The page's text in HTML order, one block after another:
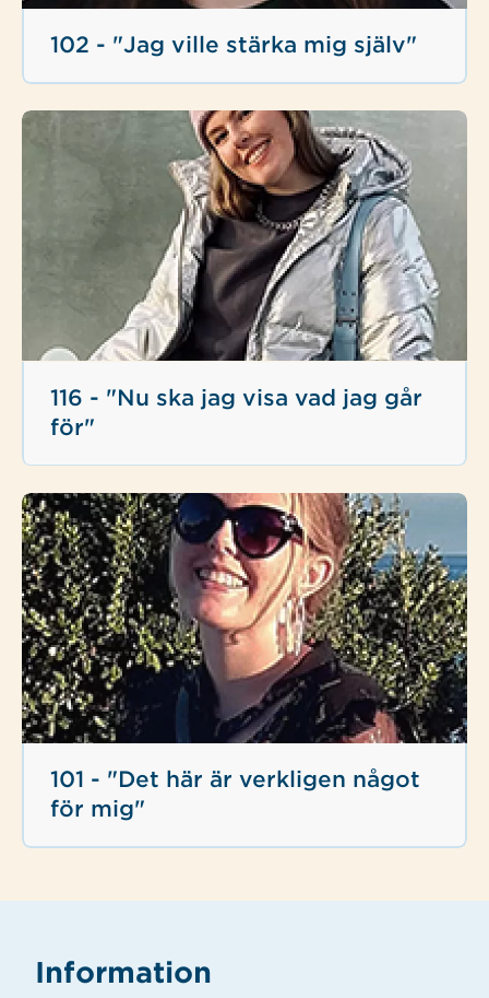
102 - "Jag ville stärka mig själv"
116 - "Nu ska jag visa vad jag går
för"
101 - "Det här är verkligen något
för mig"
Information